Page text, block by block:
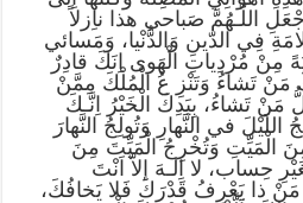
اللّـهُمَّ صَباحي هذا ناِزلاً
فِي الدّينِ وَالدُّنْيا، وَمَسائي
مِنْ مُرْدِياتِ الْهَوى اِنَكَ قادِرٌ
مَنْ تَشاءُ وَتَنْزِ عُ الْمُلْكَ مِمَّنْ
مَنْ تَشاءُ، بِيَدِكَ الْخَيْرُ اِنَّـكَ
في النَّهارِ وَتُولِجُ النَّهارَ
الْمَيِّتِ وَتُخْرِجُ الْمَيِّتَ مِنَ
حِساب، لا اِلـهَ إلاّ اَنْتَ
ذا يَعْرِفُ قَدْرَكَ فَلا يَخافُكَ،